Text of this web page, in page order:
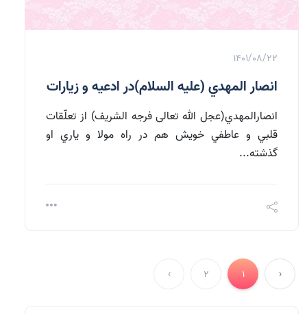
1401/08/22
انصار المهدي (علیه السلام)در ادعيه و زيارات
انصارالمهدي(عجل الله تعالی فرجه الشریف) از تعلّقات
قلبي و عاطفي خويش هم در راه مولا و ياري او
گذشته...
‹
1
2
›